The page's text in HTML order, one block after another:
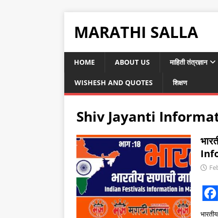
MARATHI SALLA
HOME ABOUT US माहिती तंत्रज्ञान
WISHESH AND QUOTES शिक्षण
Shiv Jayanti
F